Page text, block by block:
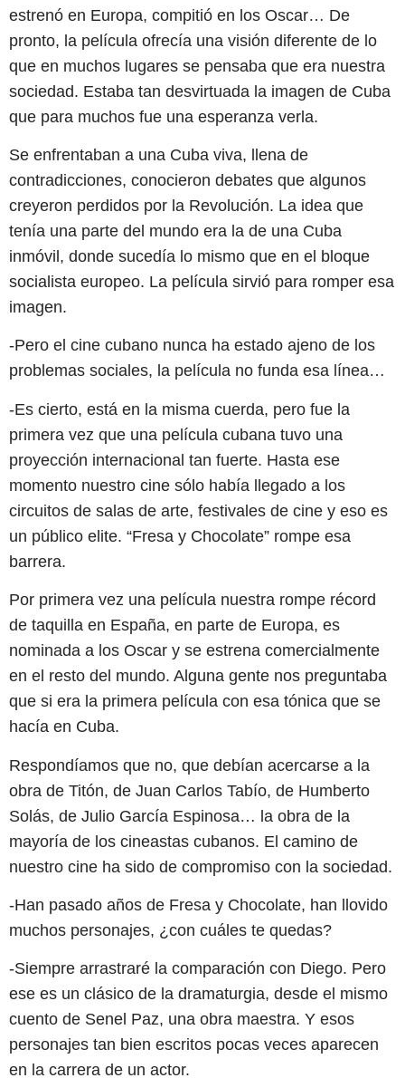
estrenó en Europa, compitió en los Oscar… De
pronto, la película ofrecía una visión diferente de lo
que en muchos lugares se pensaba que era nuestra
sociedad. Estaba tan desvirtuada la imagen de Cuba
que para muchos fue una esperanza verla.
Se enfrentaban a una Cuba viva, llena de
contradicciones, conocieron debates que algunos
creyeron perdidos por la Revolución. La idea que
tenía una parte del mundo era la de una Cuba
inmóvil, donde sucedía lo mismo que en el bloque
socialista europeo. La película sirvió para romper esa
imagen.
-Pero el cine cubano nunca ha estado ajeno de los
problemas sociales, la película no funda esa línea…
-Es cierto, está en la misma cuerda, pero fue la
primera vez que una película cubana tuvo una
proyección internacional tan fuerte. Hasta ese
momento nuestro cine sólo había llegado a los
circuitos de salas de arte, festivales de cine y eso es
un público elite. “Fresa y Chocolate” rompe esa
barrera.
Por primera vez una película nuestra rompe récord
de taquilla en España, en parte de Europa, es
nominada a los Oscar y se estrena comercialmente
en el resto del mundo. Alguna gente nos preguntaba
que si era la primera película con esa tónica que se
hacía en Cuba.
Respondíamos que no, que debían acercarse a la
obra de Titón, de Juan Carlos Tabío, de Humberto
Solás, de Julio García Espinosa… la obra de la
mayoría de los cineastas cubanos. El camino de
nuestro cine ha sido de compromiso con la sociedad.
-Han pasado años de Fresa y Chocolate, han llovido
muchos personajes, ¿con cuáles te quedas?
-Siempre arrastraré la comparación con Diego. Pero
ese es un clásico de la dramaturgia, desde el mismo
cuento de Senel Paz, una obra maestra. Y esos
personajes tan bien escritos pocas veces aparecen
en la carrera de un actor.